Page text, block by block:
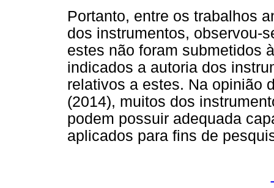
Portanto, entre os trabalhos
dos instrumentos, observou-
estes não foram submetidos
indicados a autoria dos
relativos a estes. Na opinião
(2014), muitos dos
podem possuir adequada
aplicados para fins de